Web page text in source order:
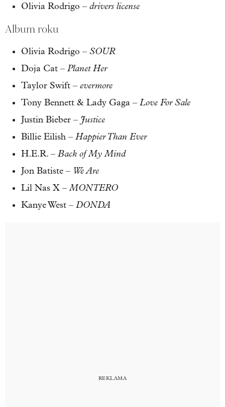
Olivia Rodrigo – drivers license
Album roku
Olivia Rodrigo – SOUR
Doja Cat – Planet Her
Taylor Swift – evermore
Tony Bennett & Lady Gaga – Love For Sale
Justin Bieber – Justice
Billie Eilish – Happier Than Ever
H.E.R. – Back of My Mind
Jon Batiste – We Are
Lil Nas X –MONTERO
Kanye West – DONDA